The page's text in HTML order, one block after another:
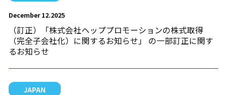
December 12.2025
（訂正）「株式会社ヘッププロモーションの株式取得
（完全子会社化）に関するお知らせ」 の一部訂正に関す
るお知らせ
JAPAN